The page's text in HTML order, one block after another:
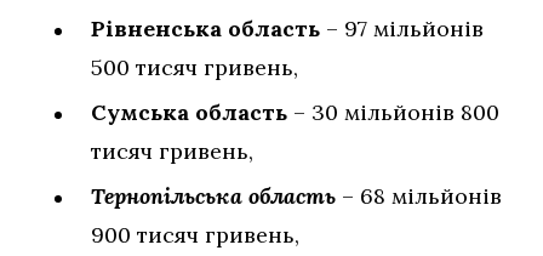
Рівненська область – 97 мільйонів
500 тисяч гривень,
Сумська область – 30 мільйонів 800
тисяч гривень,
Тернопільська область – 68 мільйонів
900 тисяч гривень,